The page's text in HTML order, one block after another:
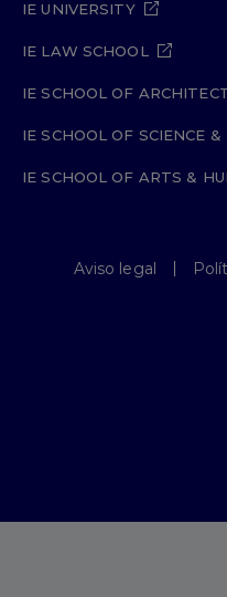
IE UNIVERSITY
IE LAW SCHOOL
IE SCHOOL OF
IE SCHOOL OF SCIENCE
IE SCHOOL OF ARTS &
Aviso legal